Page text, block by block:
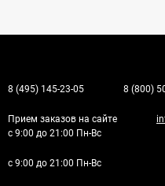
8 (495) 145-23-05 8 (800)
Прием заказов на сайте
с 9:00 до 21:00 Пн-Вс
с 9:00 до 21:00 Пн-Вс